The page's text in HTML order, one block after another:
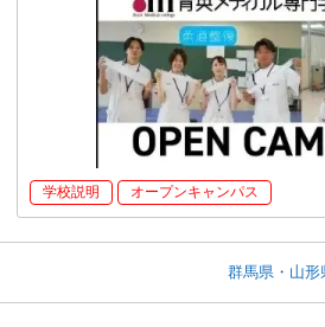
学校説明 オープンキャンパス
群馬県・山形